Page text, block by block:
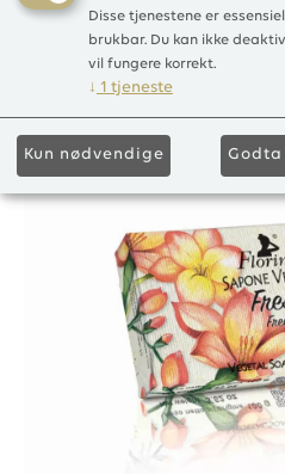
Såpestykke 100g
Disse tjenestene er
brukbar. Du kan ikke
vil fungere korrekt.
↓ 1 tjeneste
Kun nødvendige